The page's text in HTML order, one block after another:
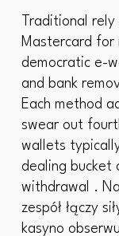
Traditional
Mastercard for
democratic e-
and bank
Each method
swear out
wallets
dealing bucket
withdrawal .
zespół łączy
kasyno